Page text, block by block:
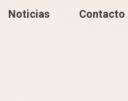
Noticias Contacto